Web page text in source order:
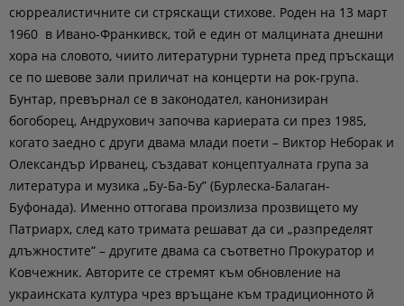
сюрреалистичните си стряскащи стихове. Роден на 13 март
1960 в Ивано-Франкивск, той е един от малцината днешни
хора на словото, чиито литературни турнета пред пръскащи
се по шевове зали приличат на концерти на рок-група.
Бунтар, превърнал се в законодател, канонизиран
богоборец, Андрухович започва кариерата си през 1985,
когато заедно с други двама млади поети – Виктор Неборак и
Олександър Ирванец, създават концептуалната група за
литература и музика „Бу-Ба-Бу” (Бурлеска-Балаган-
Буфонада). Именно оттогава произлиза прозвището му
Патриарх, след като тримата решават да си „разпределят
длъжностите” – другите двама са съответно Прокуратор и
Ковчежник. Авторите се стремят към обновление на
украинската култура чрез връщане към традиционното й